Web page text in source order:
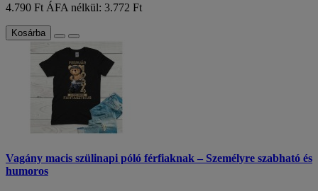
4.790 Ft ÁFA nélkül: 3.772 Ft
Kosárba
Vagány macis szülinapi póló férfiaknak – Személyre szabható és
humoros